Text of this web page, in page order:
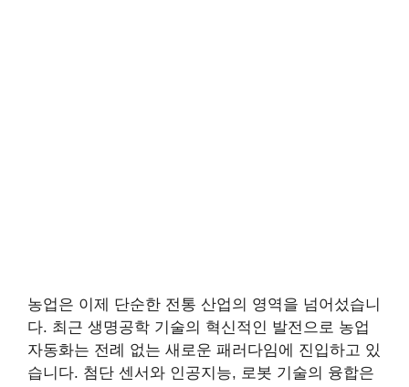
농업은 이제 단순한 전통 산업의 영역을 넘어섰습니
다. 최근 생명공학 기술의 혁신적인 발전으로 농업
자동화는 전례 없는 새로운 패러다임에 진입하고 있
습니다. 첨단 센서와 인공지능, 로봇 기술의 융합은